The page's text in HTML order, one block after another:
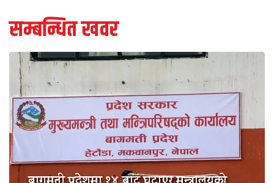
सम्बन्धित खवर